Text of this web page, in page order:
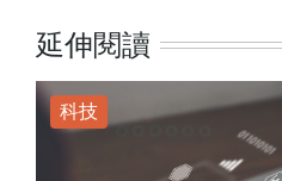
延伸閱讀
科技